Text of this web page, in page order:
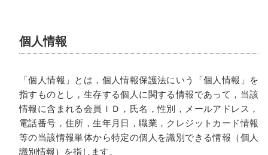
個人情報
「個人情報」とは，個人情報保護法にいう「個人情報」を
指すものとし，生存する個人に関する情報であって，当該
情報に含まれる会員ＩＤ，氏名，性別，メールアドレス，
電話番号，住所，生年月日，職業，クレジットカード情報
等の当該情報単体から特定の個人を識別できる情報（個人
識別情報）を指します。